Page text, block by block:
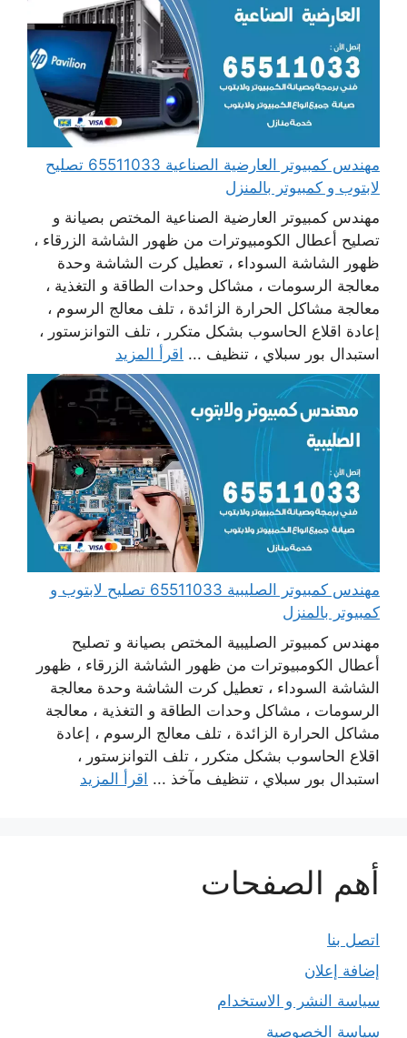
مهندس كمبيوتر العارضية الصناعية 65511033 تصليح
لابتوب و كمبيوتر بالمنزل
مهندس كمبيوتر العارضية الصناعية المختص بصيانة و
تصليح أعطال الكومبيوترات من ظهور الشاشة الزرقاء ،
ظهور الشاشة السوداء ، تعطيل كرت الشاشة وحدة
معالجة الرسومات ، مشاكل وحدات الطاقة و التغذية ،
معالجة مشاكل الحرارة الزائدة ، تلف معالج الرسوم ،
إعادة اقلاع الحاسوب بشكل متكرر ، تلف التوانزستور ،
استبدال بور سبلاي ، تنظيف ... اقرأ المزيد
مهندس كمبيوتر الصليبية 65511033 تصليح لابتوب و
كمبيوتر بالمنزل
مهندس كمبيوتر الصليبية المختص بصيانة و تصليح
أعطال الكومبيوترات من ظهور الشاشة الزرقاء ، ظهور
الشاشة السوداء ، تعطيل كرت الشاشة وحدة معالجة
الرسومات ، مشاكل وحدات الطاقة و التغذية ، معالجة
مشاكل الحرارة الزائدة ، تلف معالج الرسوم ، إعادة
اقلاع الحاسوب بشكل متكرر ، تلف التوانزستور ،
استبدال بور سبلاي ، تنظيف مآخذ ... اقرأ المزيد
أهم الصفحات
اتصل بنا
إضافة إعلان
سياسة النشر و الاستخدام
سياسة الخصوصية